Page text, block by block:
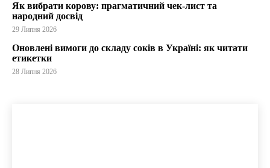
Як вибрати корову: прагматичний чек-лист та
народний досвід
29 Липня 2026
Оновлені вимоги до складу соків в Україні: як читати
етикетки
28 Липня 2026